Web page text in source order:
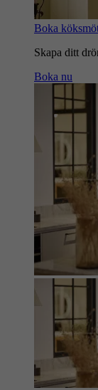
Boka
Skapa ditt
Boka nu